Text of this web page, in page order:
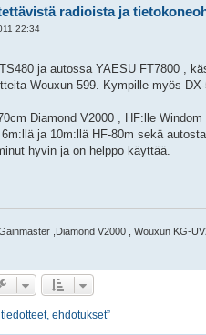
radioista ja
22:34
ja autossa YAESU FT7800 ,
Wouxun 599. Kympille myös
Diamond V2000 , HF:lle
ja 10m:llä HF-80m sekä
hyvin ja on helppo käyttää.
,Diamond V2000 , Wouxun KG-
ehdotukset”